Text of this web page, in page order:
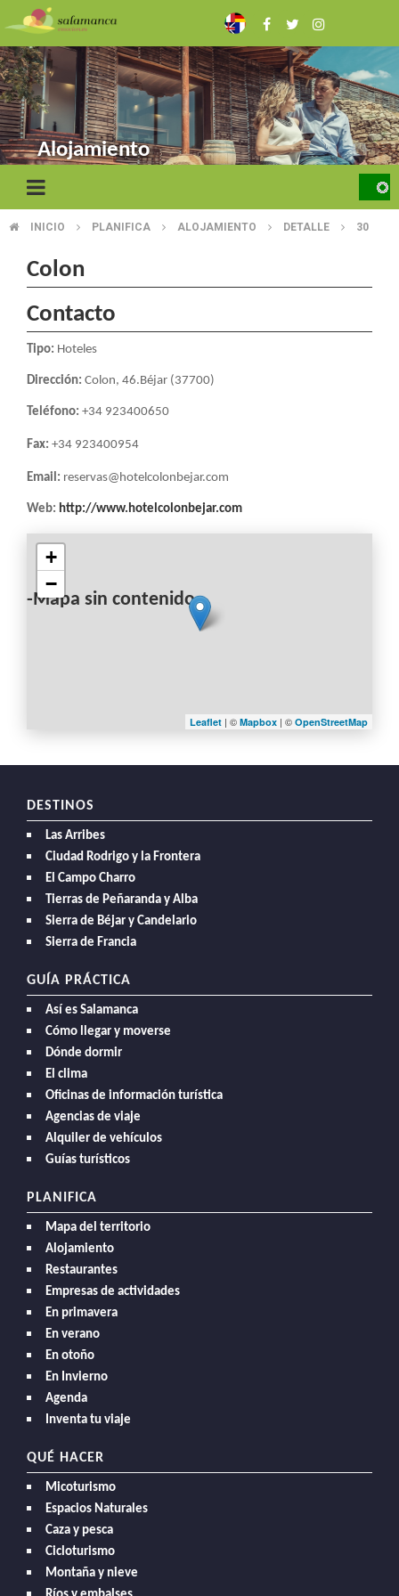
Pasar
al
contenido
principal
Alojamiento
SOBRESCRIBIR
ENLACES
DE
AYUDA
LA
NAVEGACIÓN
INICIO PLANIFICA ALOJAMIENTO DETALLE 30
Colon
Contacto
Tipo: Hoteles
Dirección: Colon, 46.Béjar (37700)
Teléfono: +34 923400650
Fax: +34 923400954
Email: reservas@hotelcolonbejar.com
Web: http://www.hotelcolonbejar.com
-Mapa sin contenido-
+
−
Leaflet | © Mapbox | © OpenStreetMap
DESTINOS
Las Arribes
Ciudad Rodrigo y la Frontera
El Campo Charro
Tierras de Peñaranda y Alba
Sierra de Béjar y Candelario
Sierra de Francia
GUÍA PRÁCTICA
Así es Salamanca
Cómo llegar y moverse
Dónde dormir
El clima
Oficinas de información turística
Agencias de viaje
Alquiler de vehículos
Guías turísticos
PLANIFICA
Mapa del territorio
Alojamiento
Restaurantes
Empresas de actividades
En primavera
En verano
En otoño
En Invierno
Agenda
Inventa tu viaje
QUÉ HACER
Micoturismo
Espacios Naturales
Caza y pesca
Cicloturismo
Montaña y nieve